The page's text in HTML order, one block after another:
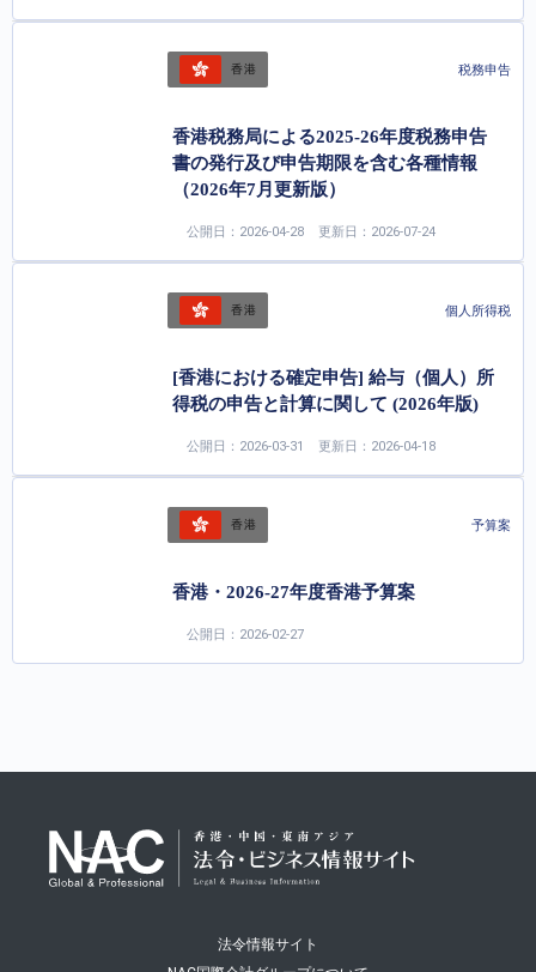
香港 税務申告
香港税務局による2025-26年度税務申告
書の発行及び申告期限を含む各種情報
（2026年7月更新版）
公開日：2026-04-28 更新日：2026-07-24
香港 個人所得税
[香港における確定申告] 給与（個人）所
得税の申告と計算に関して (2026年版)
公開日：2026-03-31 更新日：2026-04-18
香港 予算案
香港・2026-27年度香港予算案
公開日：2026-02-27
法令情報サイト